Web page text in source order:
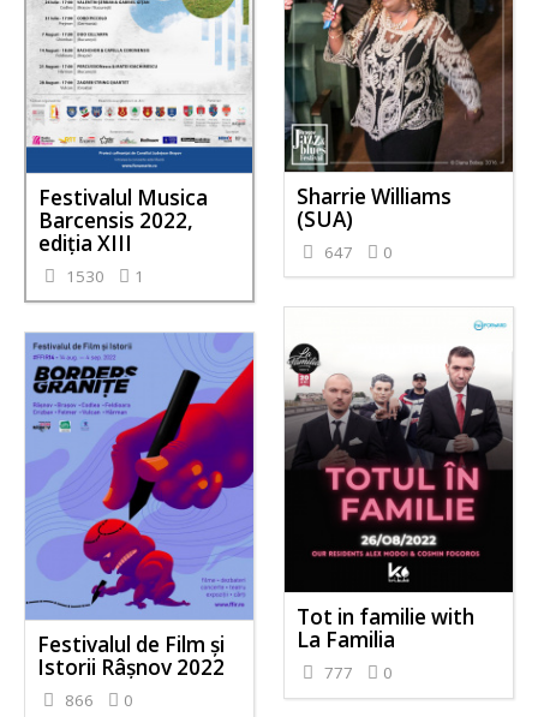
Sharrie Williams
(SUA)
647 0
Festivalul Musica
Barcensis 2022,
ediţia XIII
1530 1
Tot in familie with
La Familia
777 0
Festivalul de Film şi
Istorii Râşnov 2022
866 0